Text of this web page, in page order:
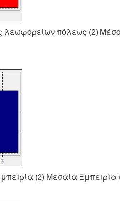
λεωφορείων πόλεως (2)
(2) Μεσαία Εμπειρία